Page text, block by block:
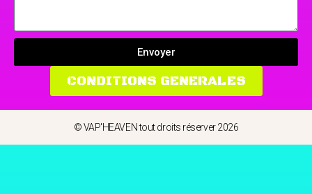
Envoyer
CONDITIONS GENERALES
© VAP'HEAVEN tout droits réserver 2026